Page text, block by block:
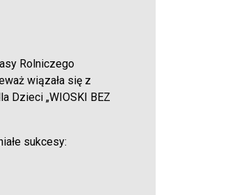
Rolniczego
wiązała się z
Dzieci „WIOSKI BEZ
sukcesy: